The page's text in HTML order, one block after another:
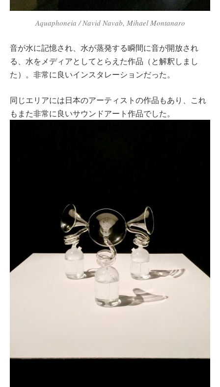
Aquaphoneia / Navid Navab, Mihael Montanaro
音が水に記憶され、水が蒸発する瞬間に音が開放され
る、水をメディアとしてとらえた作品（と解釈しまし
た）。非常に良いインスタレーションだった。
同じエリアには日本のアーティストの作品もあり、これ
もまた非常に良いサウンドアート作品でした。